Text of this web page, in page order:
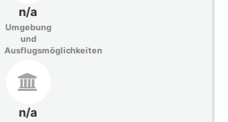
n/a
Umgebung
und
Ausflugsmöglichkeiten
n/a